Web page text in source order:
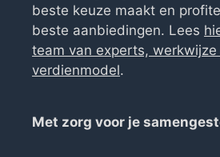
beste keuze maakt en
beste aanbiedingen. Lees
team van experts, werkwijze
verdienmodel.
Met zorg voor je